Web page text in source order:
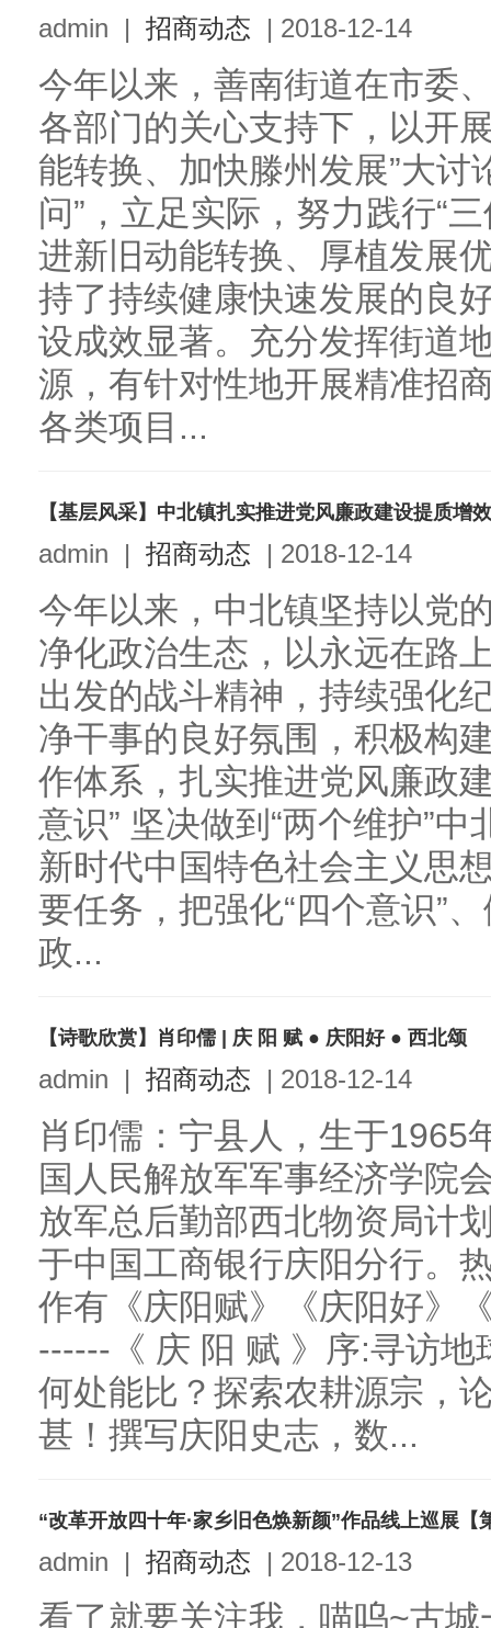
admin | 招商动态 | 2018-12-14
今年以来，善南街道在市委
各部门的关心支持下，以开
能转换、加快滕州发展”大讨
问”，立足实际，努力践行“
进新旧动能转换、厚植发展
持了持续健康快速发展的良
设成效显著。充分发挥街道
源，有针对性地开展精准招
各类项目...
【基层风采】中北镇扎实推进党风廉政建设提质增效
admin | 招商动态 | 2018-12-14
今年以来，中北镇坚持以党
净化政治生态，以永远在路
出发的战斗精神，持续强化
净干事的良好氛围，积极构
作体系，扎实推进党风廉政
意识” 坚决做到“两个维护”
新时代中国特色社会主义思
要任务，把强化“四个意识”
政...
【诗歌欣赏】肖印儒 | 庆 阳 赋 ● 庆阳好 ● 西北颂
admin | 招商动态 | 2018-12-14
肖印儒：宁县人，生于1965
国人民解放军军事经济学院
放军总后勤部西北物资局计
于中国工商银行庆阳分行。
作有《庆阳赋》《庆阳好》
------《 庆 阳 赋 》序:寻访
何处能比？探索农耕源宗，
甚！撰写庆阳史志，数...
“改革开放四十年·家乡旧色焕新颜”作品线上巡展【
admin | 招商动态 | 2018-12-13
看了就要关注我，喵呜~古